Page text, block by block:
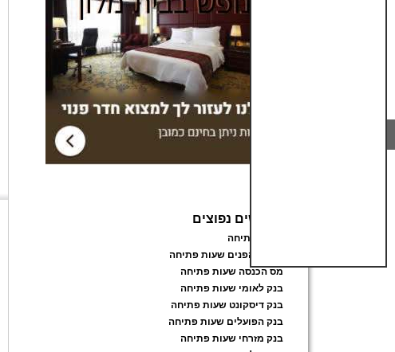
חיפושים נפוצים
שעות פתיחה
משרד הפנים שעות פתיחה
מס הכנסה שעות פתיחה
בנק לאומי שעות פתיחה
בנק דיסקונט שעות פתיחה
בנק הפועלים שעות פתיחה
בנק מזרחי שעות פתיחה